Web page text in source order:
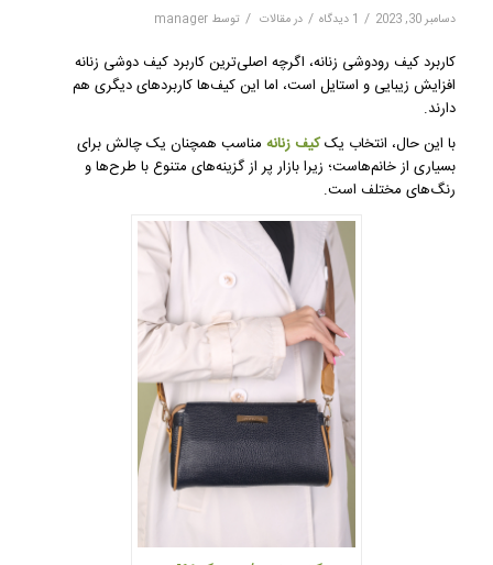
دسامبر 30, 2023 / 1 دیدگاه / درمقالات / توسط manager
کاربرد کیف رودوشی زنانه، اگرچه اصلی‌ترین کاربرد کیف دوشی زنانه
افزایش زیبایی و استایل است، اما این کیف‌ها کاربردهای دیگری هم
دارند.
با این حال، انتخاب یککیف زنانهمناسب همچنان یک چالش برای
بسیاری از خانم‌هاست؛ زیرا بازار پر از گزینه‌های متنوع با طرح‌ها و
رنگ‌های مختلف است.